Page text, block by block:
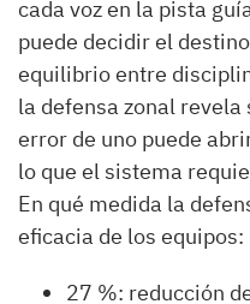
cada voz en la pista
puede decidir el
equilibrio entre
la defensa zonal
error de uno puede
lo que el sistema
En qué medida la
eficacia de los equipos:
27 %: reducción